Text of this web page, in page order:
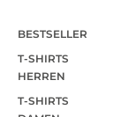
BESTSELLER
T-SHIRTS
HERREN
T-SHIRTS